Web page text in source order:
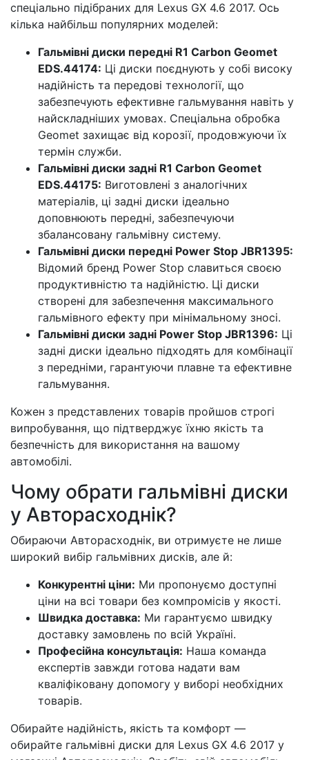
спеціально підібраних для Lexus GX 4.6 2017. Ось
кілька найбільш популярних моделей:
Гальмівні диски передні R1 Carbon Geomet
EDS.44174: Ці диски поєднують у собі високу
надійність та передові технології, що
забезпечують ефективне гальмування навіть у
найскладніших умовах. Спеціальна обробка
Geomet захищає від корозії, продовжуючи їх
термін служби.
Гальмівні диски задні R1 Carbon Geomet
EDS.44175: Виготовлені з аналогічних
матеріалів, ці задні диски ідеально
доповнюють передні, забезпечуючи
збалансовану гальмівну систему.
Гальмівні диски передні Power Stop JBR1395:
Відомий бренд Power Stop славиться своєю
продуктивністю та надійністю. Ці диски
створені для забезпечення максимального
гальмівного ефекту при мінімальному зносі.
Гальмівні диски задні Power Stop JBR1396: Ці
задні диски ідеально підходять для комбінації
з передніми, гарантуючи плавне та ефективне
гальмування.
Кожен з представлених товарів пройшов строгі
випробування, що підтверджує їхню якість та
безпечність для використання на вашому
автомобілі.
Чому обрати гальмівні диски
у Авторасходнік?
Обираючи Авторасходнік, ви отримуєте не лише
широкий вибір гальмівних дисків, але й:
Конкурентні ціни: Ми пропонуємо доступні
ціни на всі товари без компромісів у якості.
Швидка доставка: Ми гарантуємо швидку
доставку замовлень по всій Україні.
Професійна консультація: Наша команда
експертів завжди готова надати вам
кваліфіковану допомогу у виборі необхідних
товарів.
Обирайте надійність, якість та комфорт —
обирайте гальмівні диски для Lexus GX 4.6 2017 у